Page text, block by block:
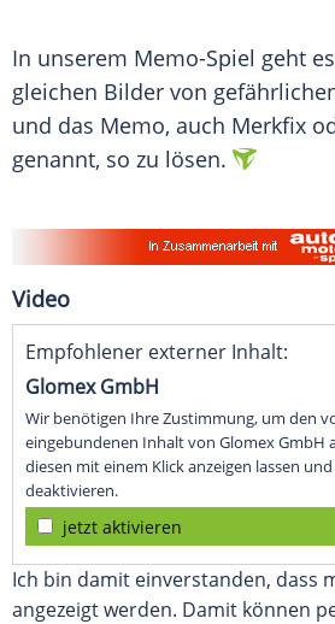
In unserem Memo-Spiel geht
gleichen Bilder von
und das Memo, auch Merkfix
genannt, so zu lösen.
Video
Empfohlener externer Inhalt:
Glomex GmbH
Wir benötigen Ihre Zustimmung, um den
eingebundenen Inhalt von Glomex GmbH
diesen mit einem Klick anzeigen lassen
deaktivieren.
jetzt aktivieren
Ich bin damit einverstanden, dass
angezeigt werden. Damit können